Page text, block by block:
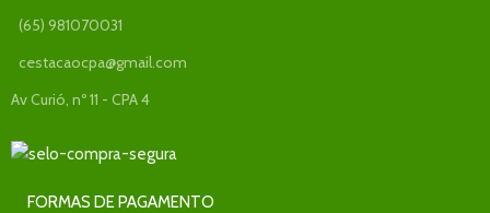
Garantia de fábrica: 7 dias
(65) 981070031
cestacaocpa@gmail.com
Av Curió, nº 11 - CPA 4
FORMAS DE PAGAMENTO